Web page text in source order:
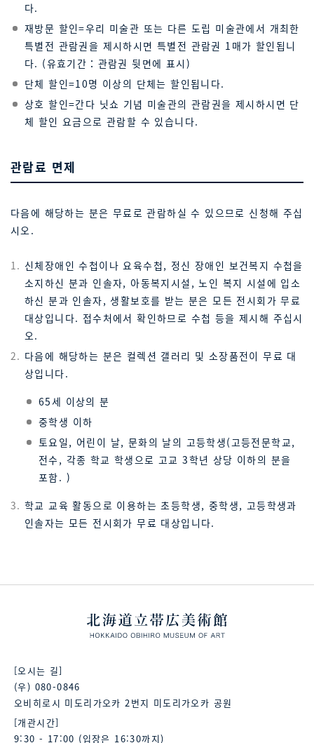
다.
재방문 할인=우리 미술관 또는 다른 도립 미술관에서 개최한
특별전 관람권을 제시하시면 특별전 관람권 1매가 할인됩니
다. (유효기간：관람권 뒷면에 표시)
단체 할인=10명 이상의 단체는 할인됩니다.
상호 할인=간다 닛쇼 기념 미술관의 관람권을 제시하시면 단
체 할인 요금으로 관람할 수 있습니다.
관람료 면제
다음에 해당하는 분은 무료로 관람하실 수 있으므로 신청해 주십
시오.
신체장애인 수첩이나 요육수첩, 정신 장애인 보건복지 수첩을
소지하신 분과 인솔자, 아동복지시설, 노인 복지 시설에 입소
하신 분과 인솔자, 생활보호를 받는 분은 모든 전시회가 무료
대상입니다. 접수처에서 확인하므로 수첩 등을 제시해 주십시
오.
다음에 해당하는 분은 컬렉션 갤러리 및 소장품전이 무료 대
상입니다.
65세 이상의 분
중학생 이하
토요일, 어린이 날, 문화의 날의 고등학생(고등전문학교,
전수, 각종 학교 학생으로 고교 3학년 상당 이하의 분을
포함. )
학교 교육 활동으로 이용하는 초등학생, 중학생, 고등학생과
인솔자는 모든 전시회가 무료 대상입니다.
[오시는 길]
(우) 080-0846
오비히로시 미도리가오카 2번지 미도리가오카 공원
[개관시간]
9:30 - 17:00 (입장은 16:30까지)